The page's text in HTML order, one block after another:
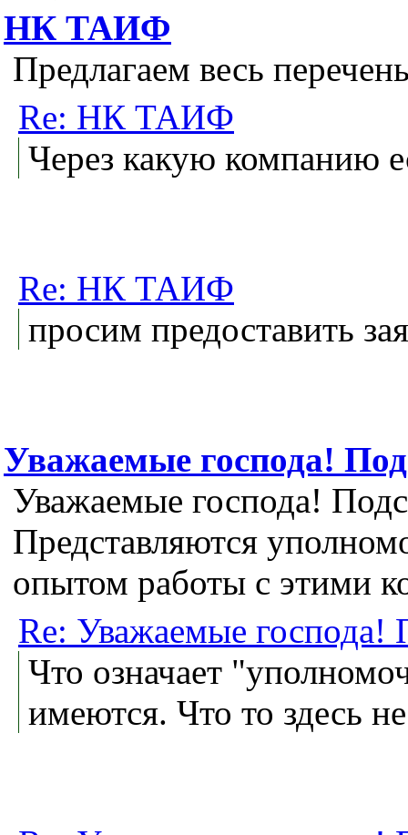
НК ТАИФ
Предлагаем весь
Re: НК ТАИФ
Через какую компанию
Re: НК ТАИФ
просим предоставить
Уважаемые господа!
Уважаемые господа!
Представляются
опытом работы с этими
Re: Уважаемые
Что означает
имеются. Что то здесь